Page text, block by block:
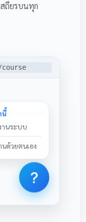
ถียรบนทุก
นี้
านระบบ
ด้วยตนเอง